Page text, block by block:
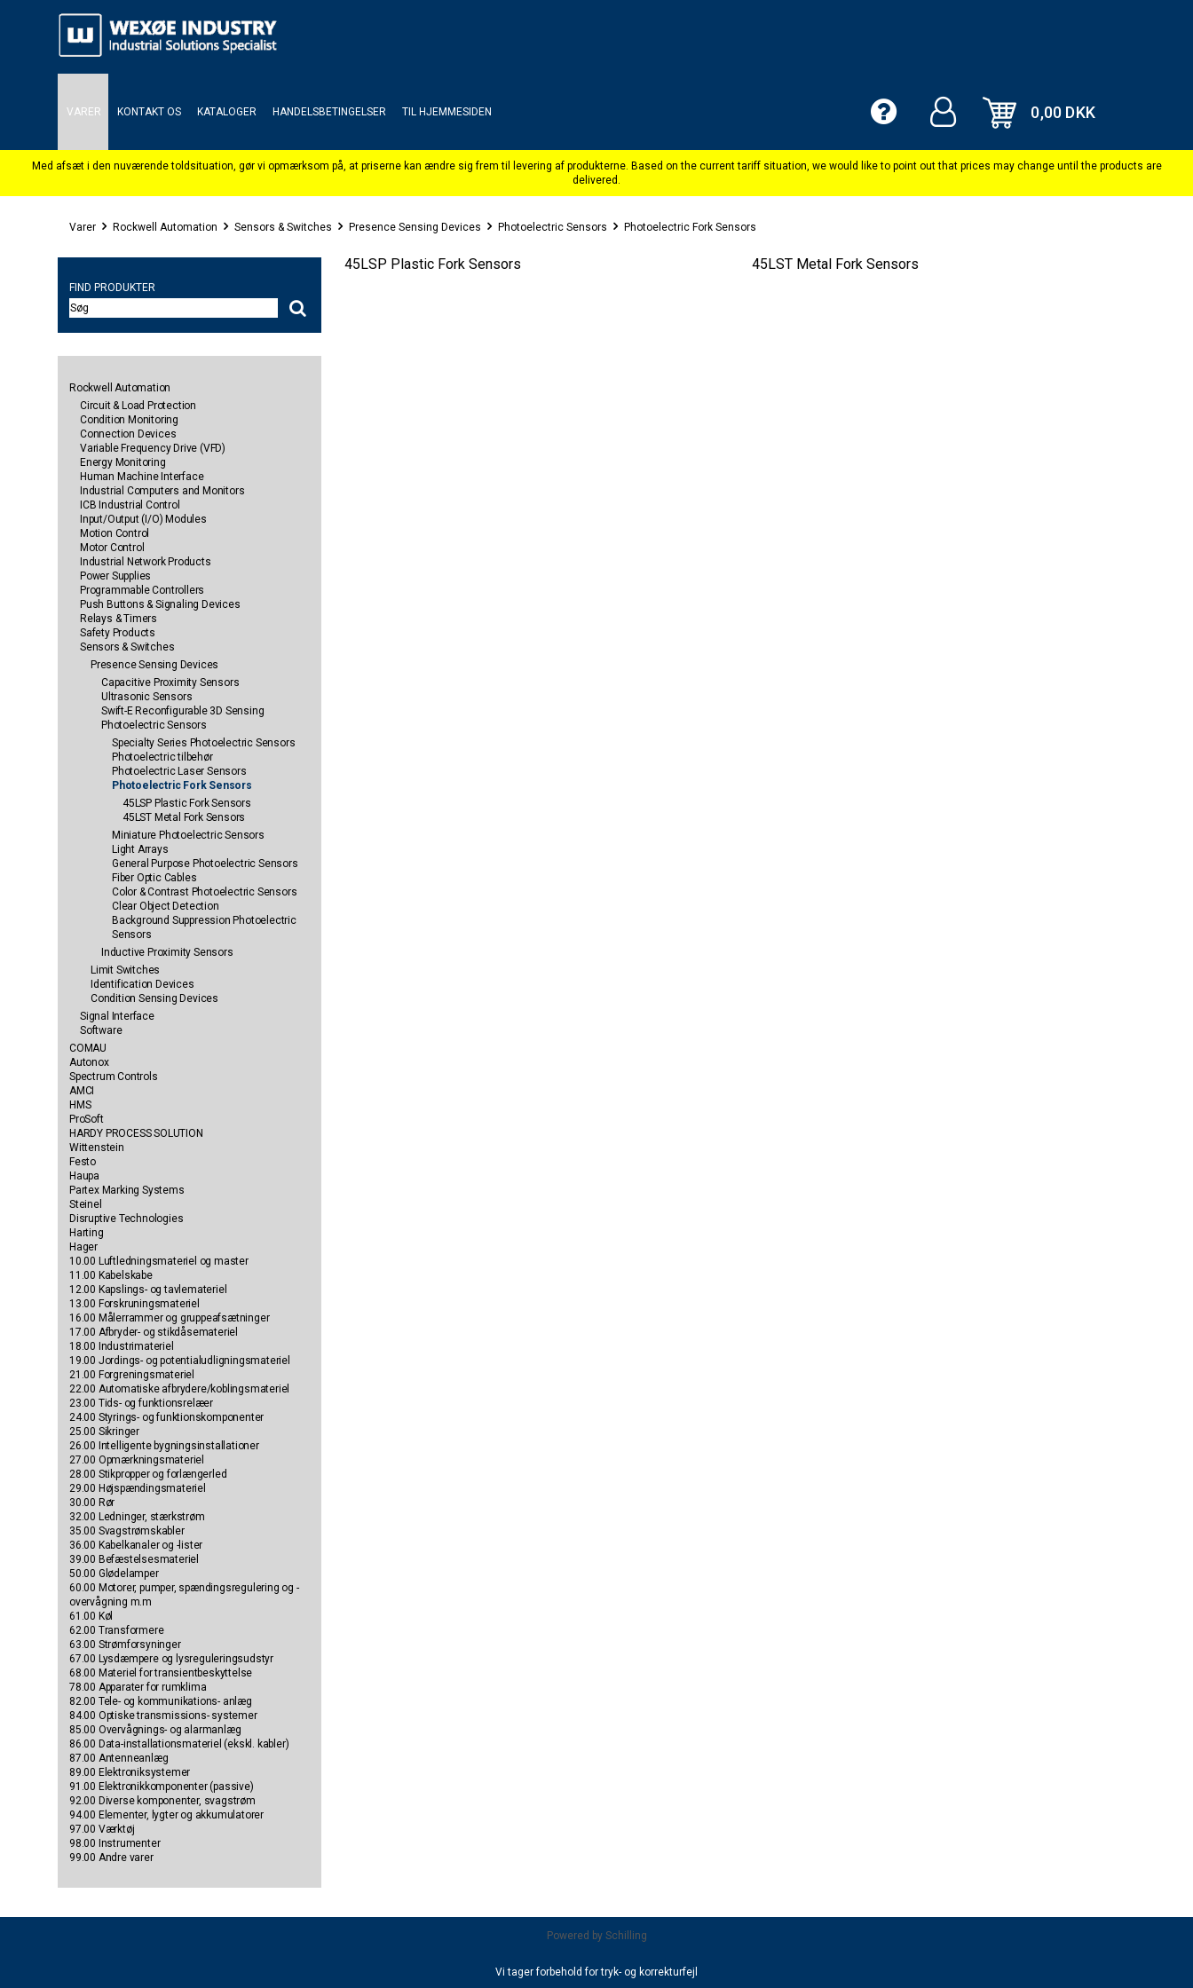
VARER KONTAKT OS KATALOGER HANDELSBETINGELSER TIL HJEMMESIDEN 0,00 DKK
Varer Rockwell Automation Sensors & Switches Presence Sensing Devices Photoelectric Sensors Photoelectric Fork Sensors
FIND PRODUKTER
Rockwell Automation
Circuit & Load Protection
Condition Monitoring
Connection Devices
Variable Frequency Drive (VFD)
Energy Monitoring
Human Machine Interface
Industrial Computers and Monitors
ICB Industrial Control
Input/Output (I/O) Modules
Motion Control
Motor Control
Industrial Network Products
Power Supplies
Programmable Controllers
Push Buttons & Signaling Devices
Relays & Timers
Safety Products
Sensors & Switches
Presence Sensing Devices
Capacitive Proximity Sensors
Ultrasonic Sensors
Swift-E Reconfigurable 3D Sensing
Photoelectric Sensors
Specialty Series Photoelectric Sensors
Photoelectric tilbehør
Photoelectric Laser Sensors
Photoelectric Fork Sensors
45LSP Plastic Fork Sensors
45LST Metal Fork Sensors
Miniature Photoelectric Sensors
Light Arrays
General Purpose Photoelectric Sensors
Fiber Optic Cables
Color & Contrast Photoelectric Sensors
Clear Object Detection
Background Suppression Photoelectric
Sensors
Inductive Proximity Sensors
Limit Switches
Identification Devices
Condition Sensing Devices
Signal Interface
Software
COMAU
Autonox
Spectrum Controls
AMCI
HMS
ProSoft
HARDY PROCESS SOLUTION
Wittenstein
Festo
Haupa
Partex Marking Systems
Steinel
Disruptive Technologies
Harting
Hager
10.00 Luftledningsmateriel og master
11.00 Kabelskabe
12.00 Kapslings- og tavlemateriel
13.00 Forskruningsmateriel
16.00 Målerrammer og gruppeafsætninger
17.00 Afbryder- og stikdåsemateriel
18.00 Industrimateriel
19.00 Jordings- og potentialudligningsmateriel
21.00 Forgreningsmateriel
22.00 Automatiske afbrydere/koblingsmateriel
23.00 Tids- og funktionsrelæer
24.00 Styrings- og funktionskomponenter
25.00 Sikringer
26.00 Intelligente bygningsinstallationer
27.00 Opmærkningsmateriel
28.00 Stikpropper og forlængerled
29.00 Højspændingsmateriel
30.00 Rør
32.00 Ledninger, stærkstrøm
35.00 Svagstrømskabler
36.00 Kabelkanaler og -lister
39.00 Befæstelsesmateriel
50.00 Glødelamper
60.00 Motorer, pumper, spændingsregulering og -
overvågning m.m
61.00 Køl
62.00 Transformere
63.00 Strømforsyninger
67.00 Lysdæmpere og lysreguleringsudstyr
68.00 Materiel for transientbeskyttelse
78.00 Apparater for rumklima
82.00 Tele- og kommunikations- anlæg
84.00 Optiske transmissions- systemer
85.00 Overvågnings- og alarmanlæg
86.00 Data-installationsmateriel (ekskl. kabler)
87.00 Antenneanlæg
89.00 Elektroniksystemer
91.00 Elektronikkomponenter (passive)
92.00 Diverse komponenter, svagstrøm
94.00 Elementer, lygter og akkumulatorer
97.00 Værktøj
98.00 Instrumenter
99.00 Andre varer
45LSP Plastic Fork Sensors 45LST Metal Fork Sensors
Powered by Schilling
Vi tager forbehold for tryk- og korrekturfejl